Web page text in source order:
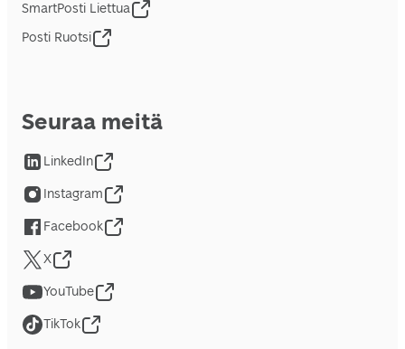
SmartPosti Liettua
Posti Ruotsi
Seuraa meitä
LinkedIn
Instagram
Facebook
X
YouTube
TikTok